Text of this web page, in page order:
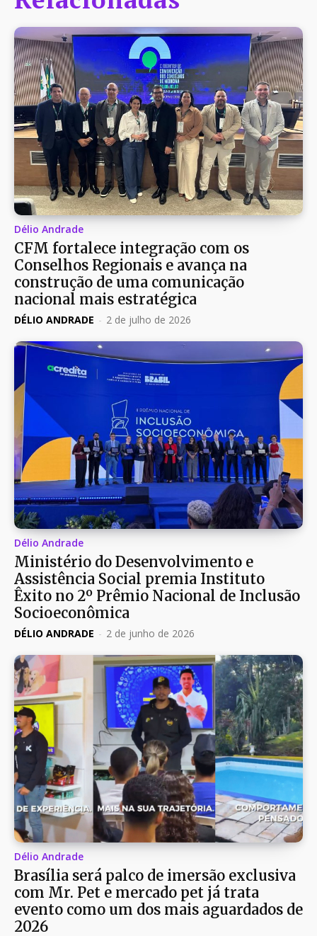
Délio Andrade
CFM fortalece integração com os
Conselhos Regionais e avança na
construção de uma comunicação
nacional mais estratégica
DÉLIO ANDRADE - 2 de julho de 2026
Délio Andrade
Ministério do Desenvolvimento e
Assistência Social premia Instituto
Êxito no 2º Prêmio Nacional de Inclusão
Socioeconômica
DÉLIO ANDRADE - 2 de junho de 2026
Délio Andrade
Brasília será palco de imersão exclusiva
com Mr. Pet e mercado pet já trata
evento como um dos mais aguardados de
2026